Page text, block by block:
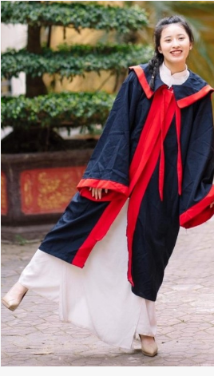
Đọc Thanh Niên trên điện thoại
Theo dõi báo trên
Hotline
0906 645 777
Liên
0908
Đặt báo Quảng cáo RSS
Tổng biên tập: Nguyễn Ngọc Toàn
Phó tổng biên tập thường trực: Hải
Phó tổng biên tập: Lâm Hiếu Dũng
Phó tổng biên tập: Trần Việt Hưng
Tổng thư ký tòa soạn: Đức Trung